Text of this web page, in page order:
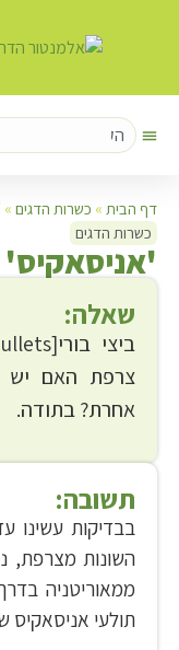
דף הבית » כשרות הדגים »
כשרות הדגים
'אניסאקיס'
שאלה:
צרפת האם יש
אחרת? בתודה.
תשובה:
בבדיקות עשינו
השונות מצרפת,
ממאוריטניה
תולעי אניסאקיס